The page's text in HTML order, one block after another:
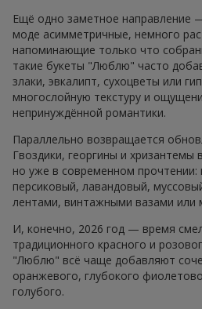
Ещё одно заметное направление
моде асимметричные, немного
напоминающие только что
такие букеты "Люблю" часто
злаки, эвкалипт, сухоцветы или
многослойную текстуру и
непринуждённой романтики.
Параллельно возвращается
Гвоздики, георгины и хризантемы
но уже в современном
персиковый, лавандовый,
лентами, винтажными вазами или
И, конечно, 2026 год — время
традиционного красного и
"Люблю" всё чаще добавляют
оранжевого, глубокого
голубого.